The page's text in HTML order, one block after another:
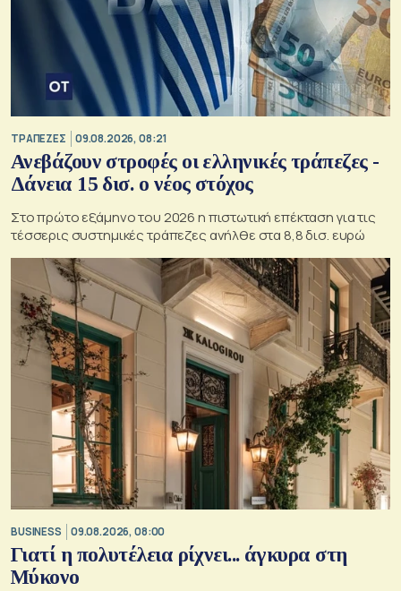
ΤΡΑΠΕΖΕΣ 09.08.2026, 08:21
Ανεβάζουν στροφές οι ελληνικές τράπεζες -
Δάνεια 15 δισ. ο νέος στόχος
Στο πρώτο εξάμηνο του 2026 η πιστωτική επέκταση για τις
τέσσερις συστημικές τράπεζες ανήλθε στα 8,8 δισ. ευρώ
BUSINESS 09.08.2026, 08:00
Γιατί η πολυτέλεια ρίχνει... άγκυρα στη
Μύκονο